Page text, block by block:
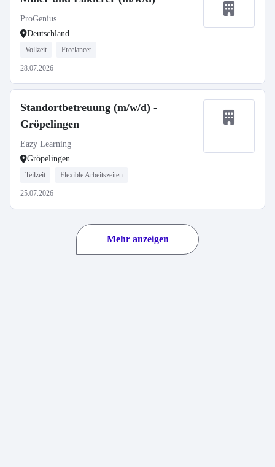
ProGenius
Deutschland
Vollzeit Freelancer
28.07.2026
Standortbetreuung (m/w/d) -
Gröpelingen
Eazy Learning
Gröpelingen
Teilzeit Flexible Arbeitszeiten
25.07.2026
Mehr anzeigen